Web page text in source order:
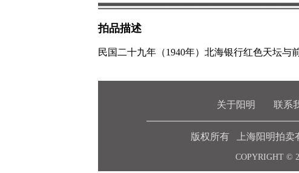
拍品描述
民国二十九年（1940年）北海银行红色天坛
关于阳明 联系
版权所有 上海阳明拍卖
COPYRIGHT ©